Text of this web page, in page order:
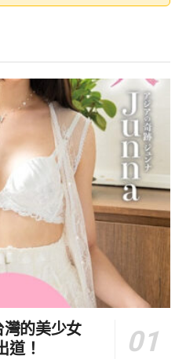
灣的美少女
道！